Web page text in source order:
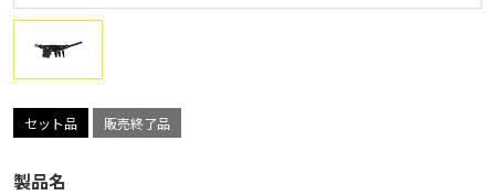
セット品 販売終了品
製品名